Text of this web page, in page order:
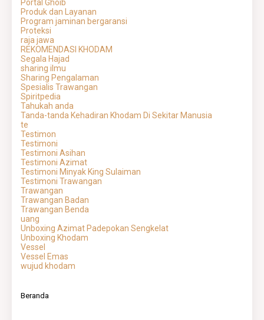
Portal Ghoib
Produk dan Layanan
Program jaminan bergaransi
Proteksi
raja jawa
REKOMENDASI KHODAM
Segala Hajad
sharing ilmu
Sharing Pengalaman
Spesialis Trawangan
Spiritpedia
Tahukah anda
Tanda-tanda Kehadiran Khodam Di Sekitar Manusia
te
Testimon
Testimoni
Testimoni Asihan
Testimoni Azimat
Testimoni Minyak King Sulaiman
Testimoni Trawangan
Trawangan
Trawangan Badan
Trawangan Benda
uang
Unboxing Azimat Padepokan Sengkelat
Unboxing Khodam
Vessel
Vessel Emas
wujud khodam
Beranda